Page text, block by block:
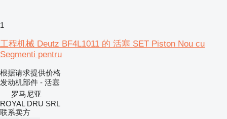
1
工程机械 Deutz BF4L1011 的 活塞 SET Piston Nou cu
Segmenti pentru
根据请求提供价格
发动机部件 - 活塞
罗马尼亚
ROYAL DRU SRL
联系卖方